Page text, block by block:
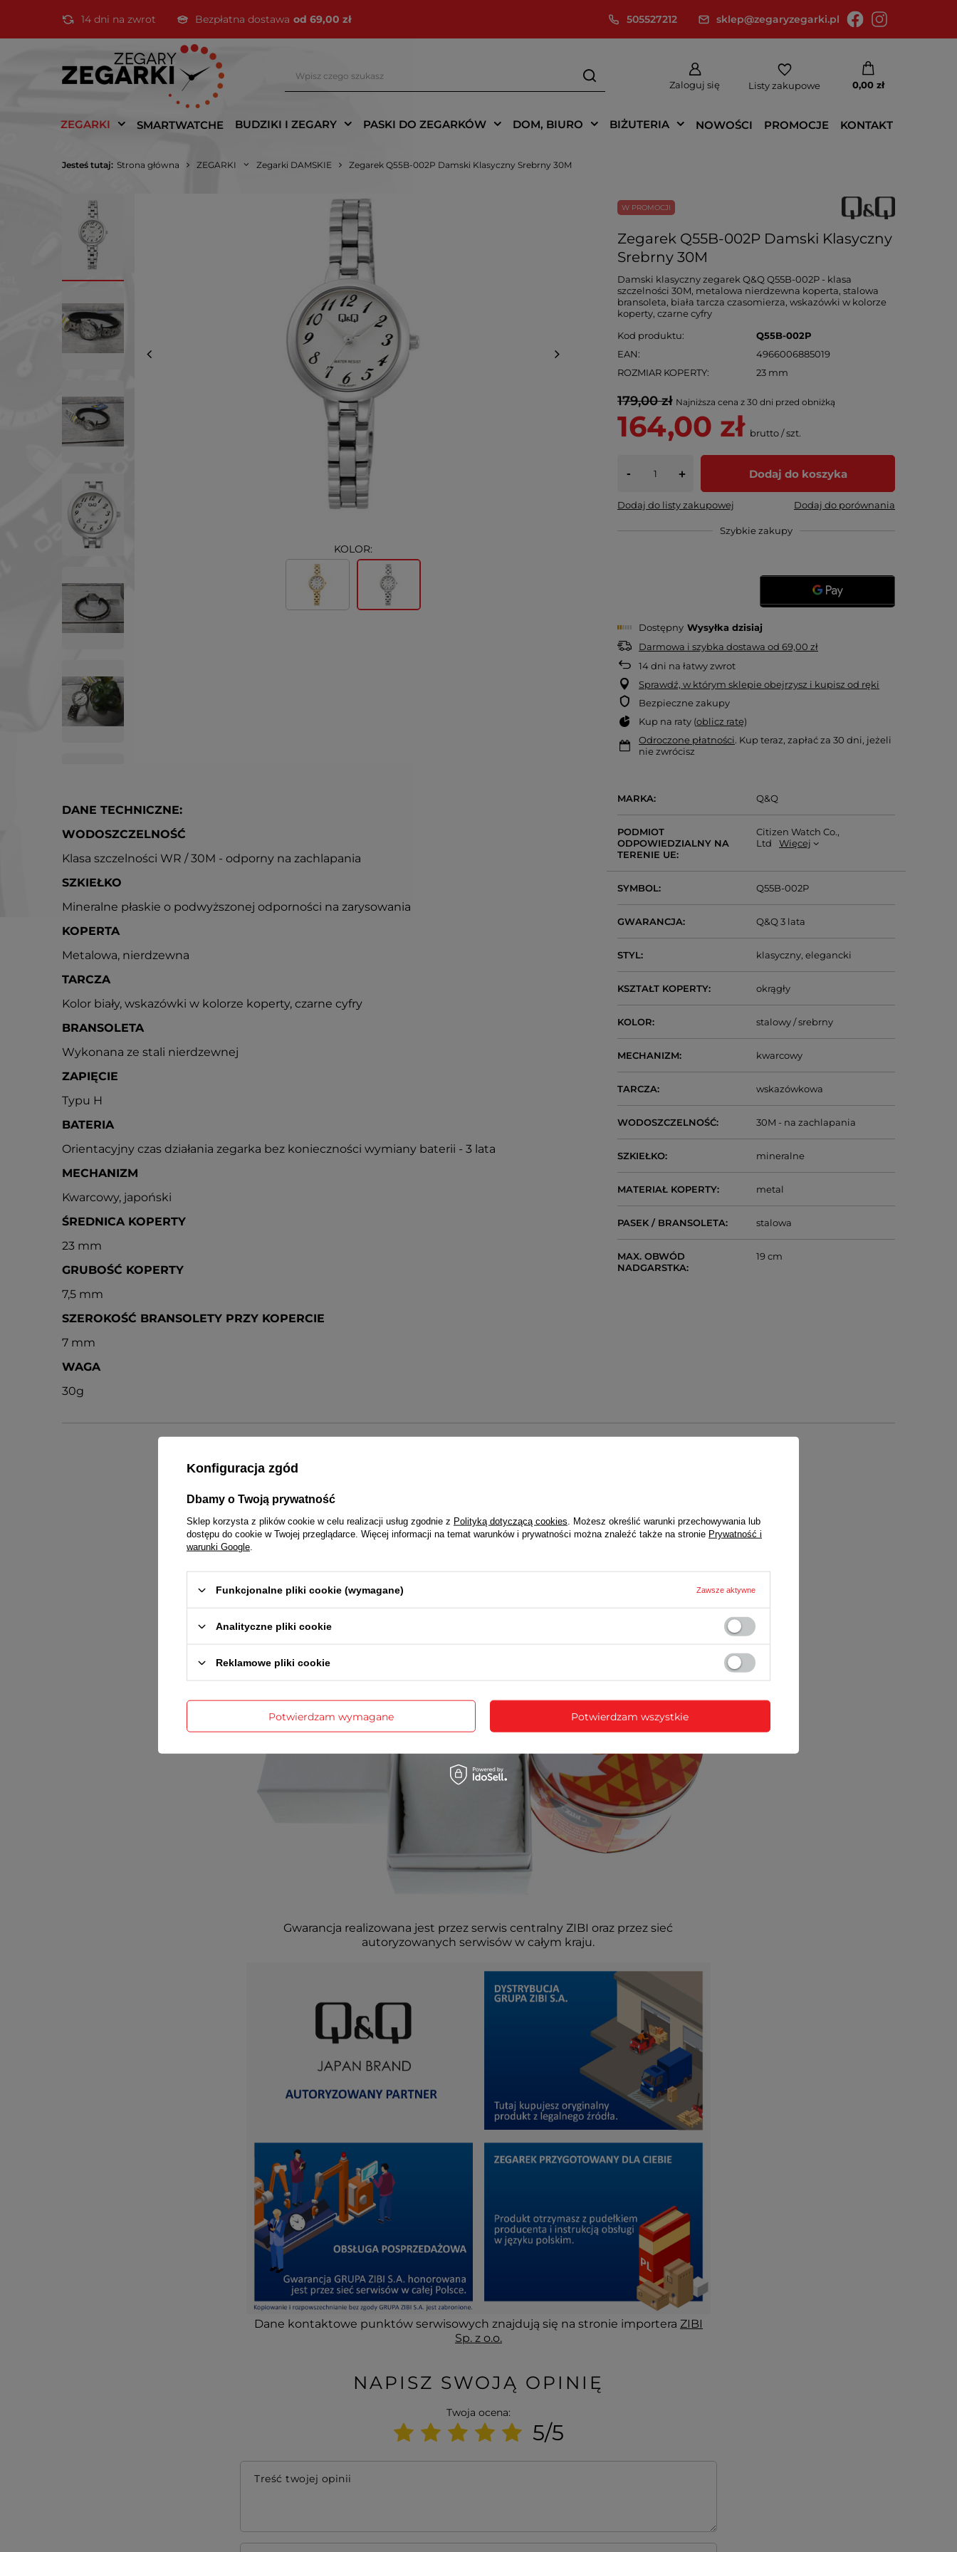
14 dni na zwrot Bezpłatna dostawa od 69,00 zł 505527212 sklep@zegaryzegarki.pl
Zaloguj się Listy zakupowe 0,00 zł
ZEGARKI SMARTWATCHE BUDZIKI I ZEGARY PASKI DO ZEGARKÓW DOM, BIURO BIŻUTERIA NOWOŚCI PROMOCJE KONTAKT
Jesteś tutaj: Strona główna ZEGARKI Zegarki DAMSKIE Zegarek Q55B-002P Damski Klasyczny Srebrny 30M
KOLOR:
W PROMOCJI
Zegarek Q55B-002P Damski Klasyczny
Srebrny 30M
Damski klasyczny zegarek Q&Q Q55B-002P - klasa
szczelności 30M, metalowa nierdzewna koperta, stalowa
bransoleta, biała tarcza czasomierza, wskazówki w kolorze
koperty, czarne cyfry
Kod produktu
Q55B-002P
EAN
4966006885019
ROZMIAR KOPERTY
23 mm
179,00 zł Najniższa cena z 30 dni przed obniżką
164,00 zł brutto/szt.
- + Dodaj do koszyka
Dodaj do listy zakupowej Dodaj do porównania
Szybkie zakupy
Dostępny Wysyłkadzisiaj
Darmowa i szybka dostawa od69,00 zł
14dni na łatwy zwrot
Sprawdź, w którym sklepie obejrzysz i kupisz od ręki
Bezpieczne zakupy
Kup na raty (oblicz ratę)
Odroczone płatności. Kup teraz, zapłać za 30 dni, jeżeli
nie zwrócisz
DANE TECHNICZNE:
WODOSZCZELNOŚĆ
Klasa szczelności WR / 30M - odporny na zachlapania
SZKIEŁKO
Mineralne płaskie o podwyższonej odporności na zarysowania
KOPERTA
Metalowa, nierdzewna
TARCZA
Kolor biały, wskazówki w kolorze koperty, czarne cyfry
BRANSOLETA
Wykonana ze stali nierdzewnej
ZAPIĘCIE
Typu H
BATERIA
Orientacyjny czas działania zegarka bez konieczności wymiany baterii - 3 lata
MECHANIZM
Kwarcowy, japoński
ŚREDNICA KOPERTY
23 mm
GRUBOŚĆ KOPERTY
7,5 mm
SZEROKOŚĆ BRANSOLETY PRZY KOPERCIE
7 mm
WAGA
30g
MARKA Q&Q
PODMIOT
ODPOWIEDZIALNY NA
TERENIE UE
Citizen Watch Co.,
Ltd
Więcej
SYMBOL Q55B-002P
GWARANCJA Q&Q 3 lata
STYL klasyczny elegancki
KSZTAŁT KOPERTY okrągły
KOLOR stalowy / srebrny
MECHANIZM kwarcowy
TARCZA wskazówkowa
WODOSZCZELNOŚĆ 30M - na zachlapania
SZKIEŁKO mineralne
MATERIAŁ KOPERTY metal
PASEK / BRANSOLETA stalowa
MAX. OBWÓD
NADGARSTKA
19 cm
instrukcję obsługi w języku polskim (dotyczy modeli funkcyjnych)
opakowanie - puszka lub pudełko Q&Q
Gwarancja realizowana jest przez serwis centralny ZIBI oraz przez sieć
autoryzowanych serwisów w całym kraju.
Dane kontaktowe punktów serwisowych znajdują się na stronie importera ZIBI
Sp. z o.o.
NAPISZ SWOJĄ OPINIĘ
Twoja ocena:
5/5
Treść twojej opinii
Konfiguracja zgód
Dbamy o Twoją prywatność
Sklep korzysta z plików cookie w celu realizacji usług zgodnie z Polityką dotyczącą cookies . Możesz określić warunki przechowywania lub
dostępu do cookie w Twojej przeglądarce. Więcej informacji na temat warunków i prywatności można znaleźć także na stronie Prywatność i
warunki Google
Funkcjonalne pliki cookie (wymagane) Zawsze aktywne
Analityczne pliki cookie
Reklamowe pliki cookie
Potwierdzam wymagane Potwierdzam wszystkie